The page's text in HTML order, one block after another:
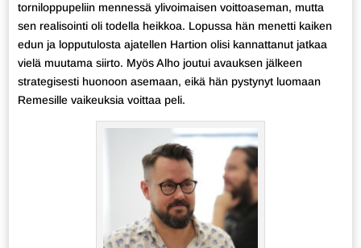
torniloppupeliin mennessä ylivoimaisen voittoaseman, mutta
sen realisointi oli todella heikkoa. Lopussa hän menetti kaiken
edun ja lopputulosta ajatellen Hartion olisi kannattanut jatkaa
vielä muutama siirto. Myös Alho joutui avauksen jälkeen
strategisesti huonoon asemaan, eikä hän pystynyt luomaan
Remesille vaikeuksia voittaa peli.